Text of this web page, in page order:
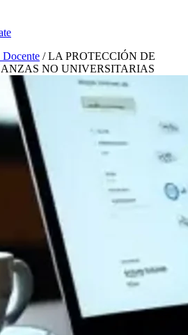
Docente /LA PROTECCIÓN DE
NO UNIVERSITARIAS